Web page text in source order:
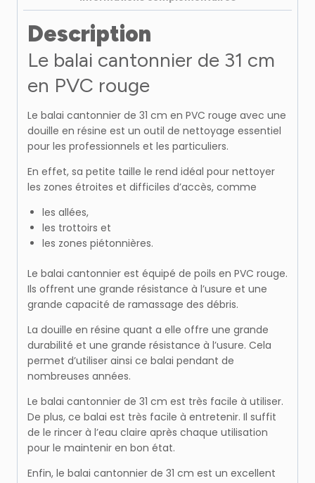
Description
Le balai cantonnier de 31 cm
en PVC rouge
Le balai cantonnier de 31 cm en PVC rouge avec une
douille en résine est un outil de nettoyage essentiel
pour les professionnels et les particuliers.
En effet, sa petite taille le rend idéal pour nettoyer
les zones étroites et difficiles d’accès, comme
les allées,
les trottoirs et
les zones piétonnières.
Le balai cantonnier est équipé de poils en PVC rouge.
Ils offrent une grande résistance à l’usure et une
grande capacité de ramassage des débris.
La douille en résine quant a elle offre une grande
durabilité et une grande résistance à l’usure. Cela
permet d’utiliser ainsi ce balai pendant de
nombreuses années.
Le balai cantonnier de 31 cm est très facile à utiliser.
De plus, ce balai est très facile à entretenir. Il suffit
de le rincer à l’eau claire après chaque utilisation
pour le maintenir en bon état.
Enfin, le balai cantonnier de 31 cm est un excellent